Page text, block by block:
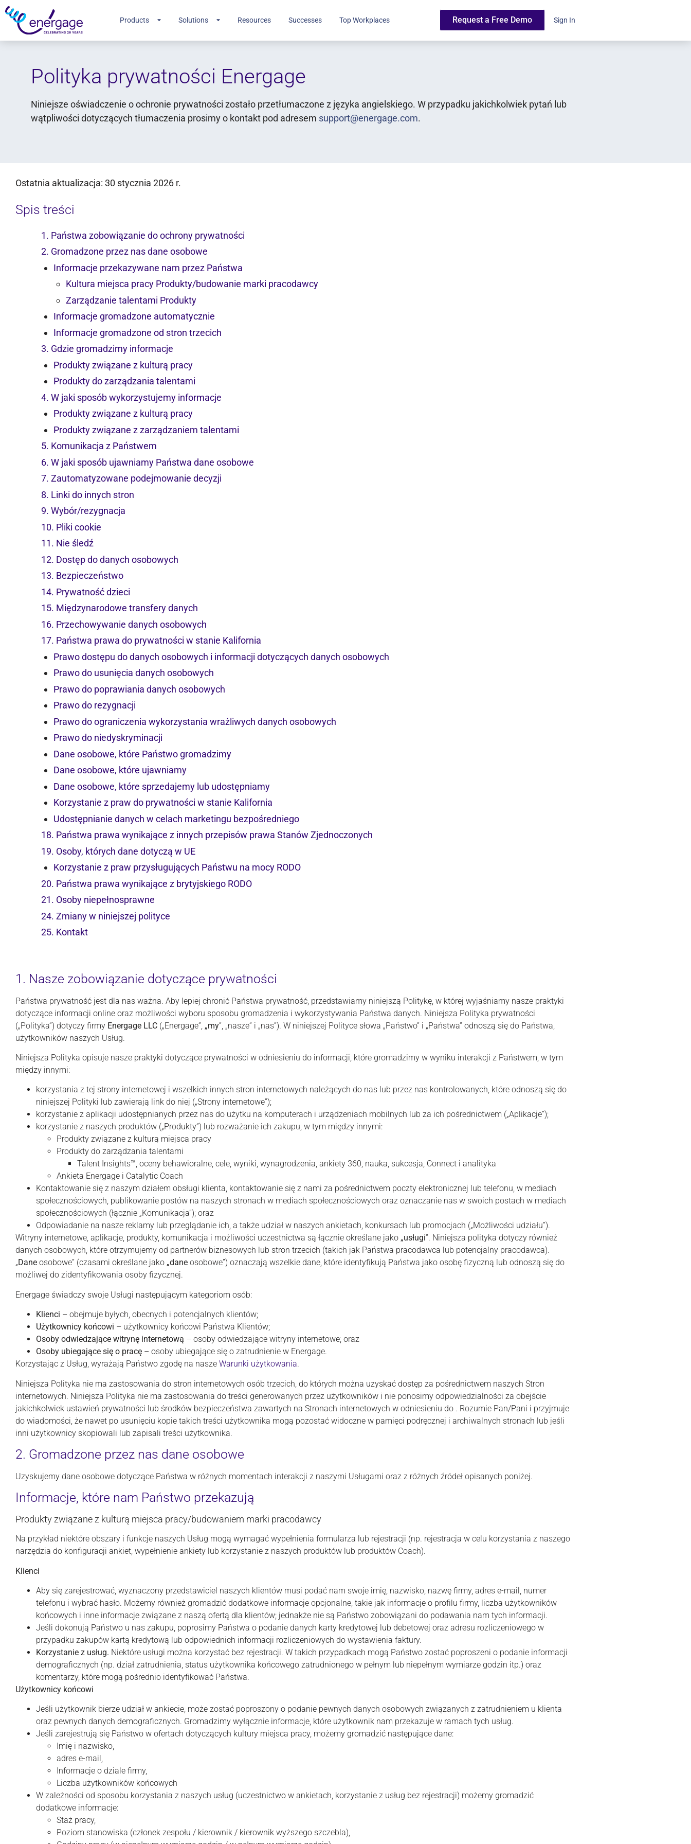
Products Solutions Resources Successes Top Workplaces Request a Free Demo Sign In
Polityka prywatności Energage
Niniejsze oświadczenie o ochronie prywatności zostało przetłumaczone z języka angielskiego. W przypadku jakichkolwiek pytań lub
wątpliwości dotyczących tłumaczenia prosimy o kontakt pod adresem support@energage.com.
Ostatnia aktualizacja: 30 stycznia 2026 r.
Spis treści
1. Państwa zobowiązanie do ochrony prywatności
2. Gromadzone przez nas dane osobowe
Informacje przekazywane nam przez Państwa
Kultura miejsca pracy Produkty/budowanie marki pracodawcy
Zarządzanie talentami Produkty
Informacje gromadzone automatycznie
Informacje gromadzone od stron trzecich
3. Gdzie gromadzimy informacje
Produkty związane z kulturą pracy
Produkty do zarządzania talentami
4. W jaki sposób wykorzystujemy informacje
Produkty związane z kulturą pracy
Produkty związane z zarządzaniem talentami
5. Komunikacja z Państwem
6. W jaki sposób ujawniamy Państwa dane osobowe
7. Zautomatyzowane podejmowanie decyzji
8. Linki do innych stron
9. Wybór/rezygnacja
10. Pliki cookie
11. Nie śledź
12. Dostęp do danych osobowych
13. Bezpieczeństwo
14. Prywatność dzieci
15. Międzynarodowe transfery danych
16. Przechowywanie danych osobowych
17. Państwa prawa do prywatności w stanie Kalifornia
Prawo dostępu do danych osobowych i informacji dotyczących danych osobowych
Prawo do usunięcia danych osobowych
Prawo do poprawiania danych osobowych
Prawo do rezygnacji
Prawo do ograniczenia wykorzystania wrażliwych danych osobowych
Prawo do niedyskryminacji
Dane osobowe, które Państwo gromadzimy
Dane osobowe, które ujawniamy
Dane osobowe, które sprzedajemy lub udostępniamy
Korzystanie z praw do prywatności w stanie Kalifornia
Udostępnianie danych w celach marketingu bezpośredniego
18. Państwa prawa wynikające z innych przepisów prawa Stanów Zjednoczonych
19. Osoby, których dane dotyczą w UE
Korzystanie z praw przysługujących Państwu na mocy RODO
20. Państwa prawa wynikające z brytyjskiego RODO
21. Osoby niepełnosprawne
24. Zmiany w niniejszej polityce
25. Kontakt
1. Nasze zobowiązanie dotyczące prywatności
Państwa prywatność jest dla nas ważna. Aby lepiej chronić Państwa prywatność, przedstawiamy niniejszą Politykę, w której wyjaśniamy nasze praktyki
dotyczące informacji online oraz możliwości wyboru sposobu gromadzenia i wykorzystywania Państwa danych. Niniejsza Polityka prywatności
(„Polityka”) dotyczy firmy Energage LLC („Energage”, „my”, „nasze” i „nas”). W niniejszej Polityce słowa „Państwo” i „Państwa” odnoszą się do Państwa,
użytkowników naszych Usług.
Niniejsza Polityka opisuje nasze praktyki dotyczące prywatności w odniesieniu do informacji, które gromadzimy w wyniku interakcji z Państwem, w tym
między innymi:
korzystania z tej strony internetowej i wszelkich innych stron internetowych należących do nas lub przez nas kontrolowanych, które odnoszą się do
niniejszej Polityki lub zawierają link do niej („Strony internetowe”);
korzystanie z aplikacji udostępnianych przez nas do użytku na komputerach i urządzeniach mobilnych lub za ich pośrednictwem („Aplikacje”);
korzystanie z naszych produktów („Produkty”) lub rozważanie ich zakupu, w tym między innymi:
Produkty związane z kulturą miejsca pracy
Produkty do zarządzania talentami
Talent Insights™, oceny behawioralne, cele, wyniki, wynagrodzenia, ankiety 360, nauka, sukcesja, Connect i analityka
Ankieta Energage i Catalytic Coach
Kontaktowanie się z naszym działem obsługi klienta, kontaktowanie się z nami za pośrednictwem poczty elektronicznej lub telefonu, w mediach
społecznościowych, publikowanie postów na naszych stronach w mediach społecznościowych oraz oznaczanie nas w swoich postach w mediach
społecznościowych (łącznie „Komunikacja”); oraz
Odpowiadanie na nasze reklamy lub przeglądanie ich, a także udział w naszych ankietach, konkursach lub promocjach („Możliwości udziału”).
Witryny internetowe, aplikacje, produkty, komunikacja i możliwości uczestnictwa są łącznie określane jako „usługi”. Niniejsza polityka dotyczy również
danych osobowych, które otrzymujemy od partnerów biznesowych lub stron trzecich (takich jak Państwa pracodawca lub potencjalny pracodawca).
„Dane osobowe” (czasami określane jako „dane osobowe”) oznaczają wszelkie dane, które identyfikują Państwa jako osobę fizyczną lub odnoszą się do
możliwej do zidentyfikowania osoby fizycznej.
Energage świadczy swoje Usługi następującym kategoriom osób:
Klienci – obejmuje byłych, obecnych i potencjalnych klientów;
Użytkownicy końcowi – użytkownicy końcowi Państwa Klientów;
Osoby odwiedzające witrynę internetową – osoby odwiedzające witryny internetowe; oraz
Osoby ubiegające się o pracę – osoby ubiegające się o zatrudnienie w Energage.
Korzystając z Usług, wyrażają Państwo zgodę na nasze Warunki użytkowania.
Niniejsza Polityka nie ma zastosowania do stron internetowych osób trzecich, do których można uzyskać dostęp za pośrednictwem naszych Stron
internetowych. Niniejsza Polityka nie ma zastosowania do treści generowanych przez użytkowników i nie ponosimy odpowiedzialności za obejście
jakichkolwiek ustawień prywatności lub środków bezpieczeństwa zawartych na Stronach internetowych w odniesieniu do . Rozumie Pan/Pani i przyjmuje
do wiadomości, że nawet po usunięciu kopie takich treści użytkownika mogą pozostać widoczne w pamięci podręcznej i archiwalnych stronach lub jeśli
inni użytkownicy skopiowali lub zapisali treści użytkownika.
2. Gromadzone przez nas dane osobowe
Uzyskujemy dane osobowe dotyczące Państwa w różnych momentach interakcji z naszymi Usługami oraz z różnych źródeł opisanych poniżej.
Informacje, które nam Państwo przekazują
Produkty związane z kulturą miejsca pracy/budowaniem marki pracodawcy
Na przykład niektóre obszary i funkcje naszych Usług mogą wymagać wypełnienia formularza lub rejestracji (np. rejestracja w celu korzystania z naszego
narzędzia do konfiguracji ankiet, wypełnienie ankiety lub korzystanie z naszych produktów lub produktów Coach).
Klienci
Aby się zarejestrować, wyznaczony przedstawiciel naszych klientów musi podać nam swoje imię, nazwisko, nazwę firmy, adres e-mail, numer
telefonu i wybrać hasło. Możemy również gromadzić dodatkowe informacje opcjonalne, takie jak informacje o profilu firmy, liczba użytkowników
końcowych i inne informacje związane z naszą ofertą dla klientów; jednakże nie są Państwo zobowiązani do podawania nam tych informacji.
Jeśli dokonują Państwo u nas zakupu, poprosimy Państwa o podanie danych karty kredytowej lub debetowej oraz adresu rozliczeniowego w
przypadku zakupów kartą kredytową lub odpowiednich informacji rozliczeniowych do wystawienia faktury.
Korzystanie z usług. Niektóre usługi można korzystać bez rejestracji. W takich przypadkach mogą Państwo zostać poproszeni o podanie informacji
demograficznych (np. dział zatrudnienia, status użytkownika końcowego zatrudnionego w pełnym lub niepełnym wymiarze godzin itp.) oraz
komentarzy, które mogą pośrednio identyfikować Państwa.
Użytkownicy końcowi
Jeśli użytkownik bierze udział w ankiecie, może zostać poproszony o podanie pewnych danych osobowych związanych z zatrudnieniem u klienta
oraz pewnych danych demograficznych. Gromadzimy wyłącznie informacje, które użytkownik nam przekazuje w ramach tych usług.
Jeśli zarejestrują się Państwo w ofertach dotyczących kultury miejsca pracy, możemy gromadzić następujące dane:
Imię i nazwisko,
adres e-mail,
Informacje o dziale firmy,
Liczba użytkowników końcowych
W zależności od sposobu korzystania z naszych usług (uczestnictwo w ankietach, korzystanie z usług bez rejestracji) możemy gromadzić
dodatkowe informacje:
Staż pracy,
Poziom stanowiska (członek zespołu / kierownik / kierownik wyższego szczebla),